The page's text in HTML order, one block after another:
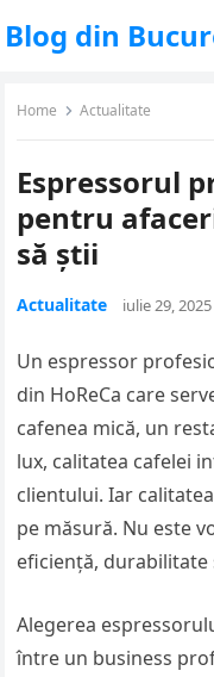
Blog din
Home Actualitate
Espressorul
pentru
să știi
Actualitate iulie 29, 2025
Un espressor
din HoReCa care
cafenea mică, un
lux, calitatea cafelei
clientului. Iar
pe măsură. Nu este
eficiență,
Alegerea
între un business